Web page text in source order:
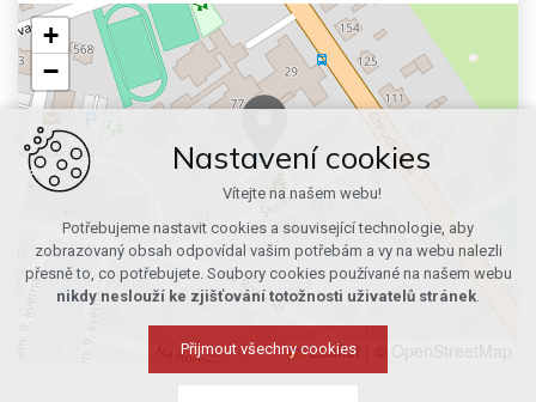
+
−
Leaflet
Nastavení cookies
Vítejte na našem webu!
Potřebujeme nastavit cookies a související technologie, aby
zobrazovaný obsah odpovídal vašim potřebám a vy na webu nalezli
přesně to, co potřebujete. Soubory cookies používané na našem webu
nikdy neslouží ke zjišťování totožnosti uživatelů stránek.
Přijmout všechny cookies